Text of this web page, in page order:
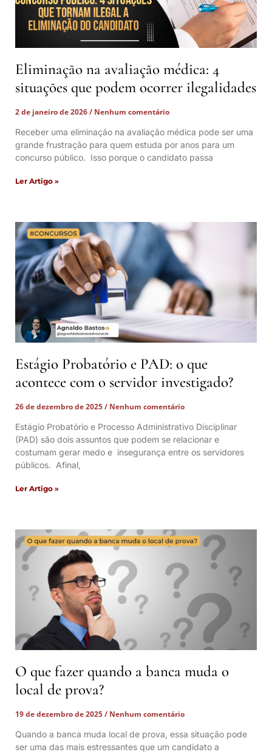
Eliminação na avaliação médica: 4
situações que podem ocorrer ilegalidades
2 de janeiro de 2026
Nenhum comentário
Receber uma eliminação na avaliação médica pode ser uma
grande frustração para quem estuda por anos para um
concurso público. Isso porque o candidato passa
Ler Artigo »
Estágio Probatório e PAD: o que
acontece com o servidor investigado?
26 de dezembro de 2025
Nenhum comentário
Estágio Probatório e Processo Administrativo Disciplinar
(PAD) são dois assuntos que podem se relacionar e
costumam gerar medo e insegurança entre os servidores
públicos. Afinal,
Ler Artigo »
O que fazer quando a banca muda o
local de prova?
19 de dezembro de 2025
Nenhum comentário
Quando a banca muda local de prova, essa situação pode
ser uma das mais estressantes que um candidato a